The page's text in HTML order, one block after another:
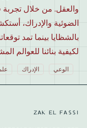
والعقل. من خلال تجربة
الضوئية والإدراك،
بالشظايا بينما تمد
لكيفية بنائنا للعوالم
الوعي الإدراك
ZAK EL FASSI